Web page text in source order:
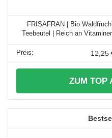
FRISAFRAN | Bio
Teebeutel | Reich an
12,25
ZUM TOP